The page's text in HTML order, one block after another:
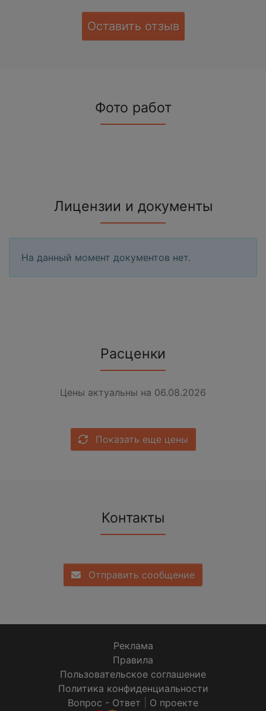
Оставить отзыв
Фото работ
Лицензии и документы
На данный момент документов нет.
Расценки
Цены актуальны на 06.08.2026
Показать еще цены
Контакты
Отправить сообщение
Реклама
Правила
Пользовательское соглашение
Политика конфиденциальности
Вопрос - Ответ
О проекте